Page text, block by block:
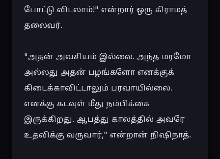
போட்டு விடலாம்!" என்றார் ஒரு கிராமத்
தலைவர்.
"அதன் அவசியம் இல்லை. அந்த மரமோ
அல்லது அதன் பழங்களோ எனக்குக்
கிடைக்காவிட்டாலும் பரவாயில்லை.
எனக்கு கடவுள் மீது நம்பிக்கை
இருக்கிறது. ஆபத்து காலத்தில் அவரே
உதவிக்கு வருவார்," என்றான் நிஷிநாத்.